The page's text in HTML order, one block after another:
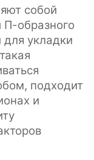
собой
П-образного
укладки
подходит
и